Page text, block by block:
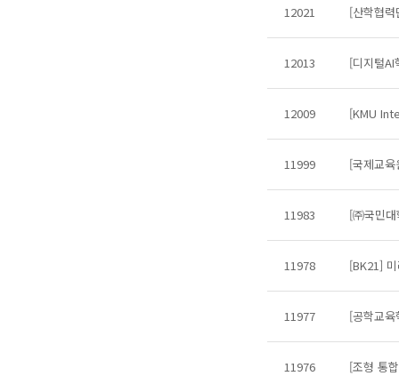
12021 [산학협
12013 [디지털
12009 [KMU
11999 [국제교
11983 [㈜국민
11978 [BK21]
11977 [공학교
11976 [조형 통